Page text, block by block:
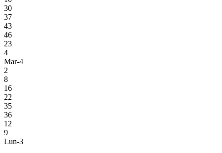
30
37
43
46
23
4
Mar-4
2
8
16
22
35
36
12
9
Lun-3